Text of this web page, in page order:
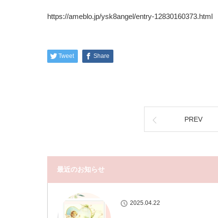
https://ameblo.jp/ysk8angel/entry-12830160373.html
Tweet Share
PREV
最近のお知らせ
2025.04.22